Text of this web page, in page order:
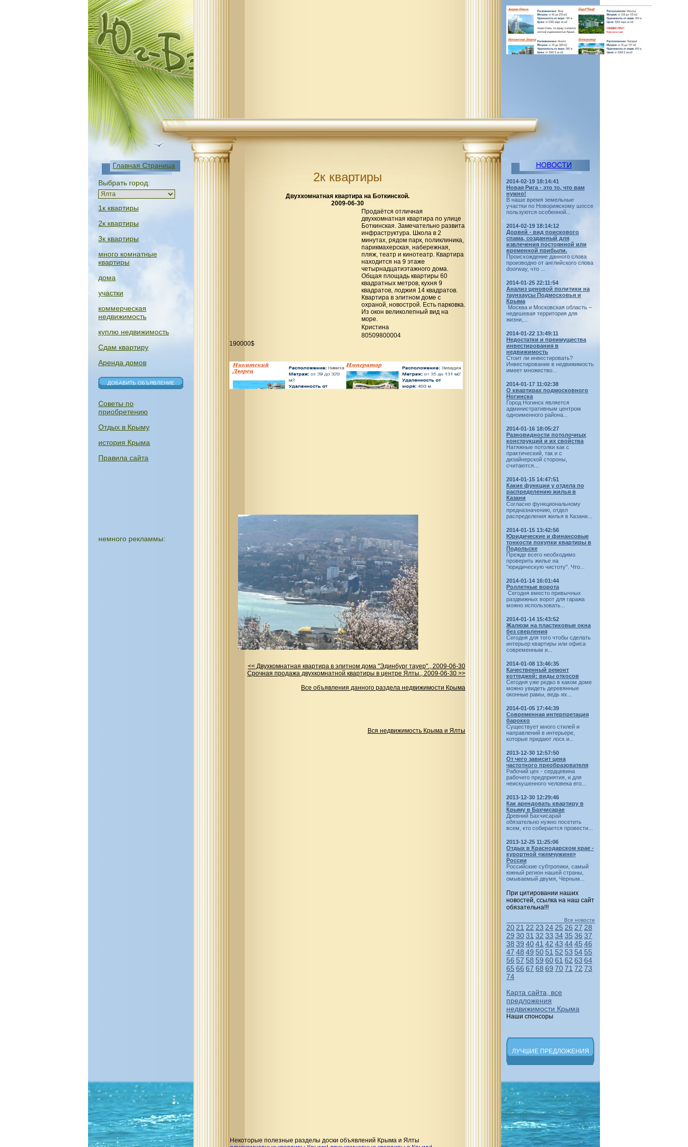
Главная Страница
Выбрать город:
1к квартиры
2к квартиры
3к квартиры
много комнатные
квартиры
дома
участки
коммерческая
недвижимость
куплю недвижимость
Сдам квартиру
Аренда домов
ДОБАВИТЬ ОБЪЯВЛЕНИЕ
Советы по
приобретению
Отдых в Крыму
история Крыма
Правила сайта
немного рекламмы:
2к квартиры
Двухкомнатная квартира на Боткинской.
2009-06-30
Продаётся отличная
двухкомнатная квартира по улице
Боткинская. Замечательно развита
инфраструктура. Школа в 2
минутах, рядом парк, поликлиника,
парикмахерская, набережная,
пляж, театр и кинотеатр. Квартира
находится на 9 этаже
четырнадцатиэтажного дома.
Общая площадь квартиры 60
квадратных метров, кухня 9
квадратов, лоджия 14 квадратов.
Квартира в элитном доме с
охраной, новострой. Есть парковка.
Из окон великолепный вид на
море.
Кристина
80509800004
190000$
<< Двухкомнатная квартира в элитном дома "Эдинбург тауер"., 2009-06-30
Срочная продажа двухкомнатной квартиры в центре Ялты., 2009-06-30 >>
Все объявления данного раздела недвижимости Крыма
Вся недвижимость Крыма и Ялты
НОВОСТИ
2014-02-19 18:14:41
Новая Рига - это то, что вам
нужно!
В наше время земельные
участки по Новорижскому шоссе
пользуются особенной...
2014-02-19 18:14:12
Дорвей - вид поискового
спама, созданный для
извлечения постоянной или
временной прибыли.
Происхождение данного слова
производно от английского слова
doorway, что ...
2014-01-25 22:11:54
Анализ ценовой политики на
таунхаусы Подмосковья и
Крыма
Москва и Московская область –
недешевая территория для
жизни,...
2014-01-22 13:49:11
Недостатки и преимущества
инвестирования в
недвижимость
Стоит ли инвестировать?
Инвестирование в недвижимость
имеет множество...
2014-01-17 11:02:38
О квартирах подмосковного
Ногинска
Город Ногинск является
административным центром
одноименного района...
2014-01-16 18:05:27
Разновидности потолочных
конструкций и их свойства
Натяжные потолки как с
практический, так и с
дизайнерской стороны,
считаются...
2014-01-15 14:47:51
Какие функции у отдела по
распределению жилья в
Казани
Согласно функциональному
предназначению, отдел
распределения жилья в Казани...
2014-01-15 13:42:56
Юридические и финансовые
тонкости покупки квартиры в
Подольске
Прежде всего необходимо
проверить жилье на
"юридическую чистоту". Что...
2014-01-14 16:01:44
Роллетные ворота
Сегодня вместо привычных
раздвижных ворот для гаража
можно использовать...
2014-01-14 15:43:52
Жалюзи на пластиковые окна
без сверления
Сегодня для того чтобы сделать
интерьер квартиры или офиса
современным и...
2014-01-08 13:46:35
Качественный ремонт
коттеджей: виды откосов
Сегодня уже редко в каком доме
можно увидеть деревянные
оконные рамы, ведь их...
2014-01-05 17:44:39
Современная интерпретация
барокко
Существует много стилей и
направлений в интерьере,
которые придают лоск и...
2013-12-30 12:57:50
От чего зависит цена
частотного преобразователя
Рабочий цех - сердцевина
рабочего предприятия, и для
неискушенного человека его...
2013-12-30 12:29:46
Как арендовать квартиру в
Крыму в Бахчисарае
Древний Бахчисарай
обязательно нужно посетить
всем, кто собирается провести...
2013-12-25 11:25:06
Отдых в Краснодарском крае -
курортной «жемчужине»
России
Российские субтропики, самый
южный регион нашей страны,
омываемый двумя, Черным...
При цитировании наших
новостей, ссылка на наш сайт
обязательна!!!
Все новости
20 21 22 23 24 25 26 27 28
29 3031 32 33 3435 36 37
38 39 4041 42 43 4445 46
47 48 49 50 51 52 53 54 55
56 57 58 59 6061 62 63 64
65 66 67 68 69 7071 72 73
74
Карта сайта, все
предложения
недвижимости Крыма
Наши спонсоры
ЛУЧШИЕ ПРЕДЛОЖЕНИЯ
Некоторые полезные разделы доски объявлений Крыма и Ялты